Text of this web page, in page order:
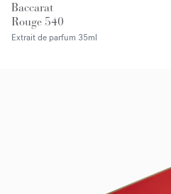
Baccarat
Rouge 540
Extrait de parfum 35ml